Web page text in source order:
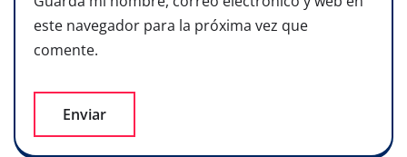
este navegador para la próxima vez que
comente.